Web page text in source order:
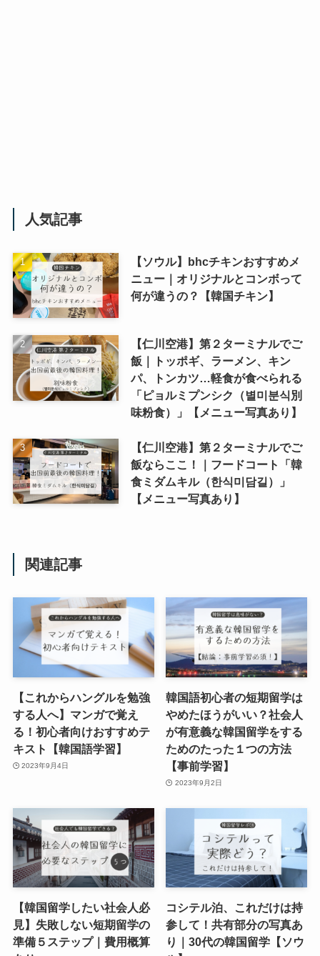
人気記事
【ソウル】bhcチキンおすすめメ
ニュー｜オリジナルとコンボって
何が違うの？【韓国チキン】
【仁川空港】第２ターミナルでご
飯｜トッポギ、ラーメン、キン
パ、トンカツ…軽食が食べられる
「ピョルミプンシク（별미분식別
味粉食）」【メニュー写真あり】
【仁川空港】第２ターミナルでご
飯ならここ！｜フードコート「韓
食ミダムキル（한식미담길）」
【メニュー写真あり】
関連記事
【これからハングルを勉強
する人へ】マンガで覚え
る！初心者向けおすすめテ
キスト【韓国語学習】
2023年9月4日
韓国語初心者の短期留学は
やめたほうがいい？社会人
が有意義な韓国留学をする
ためのたった１つの方法
【事前学習】
2023年9月2日
【韓国留学したい社会人必
見】失敗しない短期留学の
準備５ステップ｜費用概算
コシテル泊、これだけは持
参して！共有部分の写真あ
り｜30代の韓国留学【ソウ